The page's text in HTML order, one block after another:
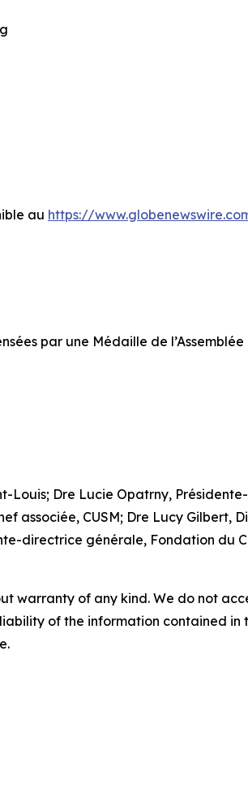
au https://
par une Médaille de
Dre Lucie Opatrny,
associée, CUSM; Dre Lucy Gilbert,
directrice générale, Fondation du
warranty of any kind. We do not
of the information contained